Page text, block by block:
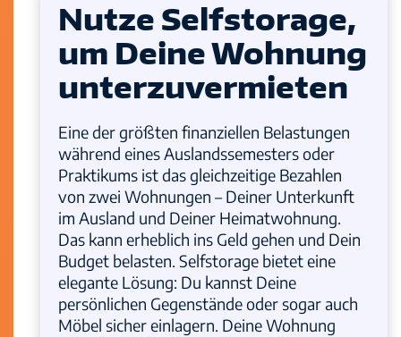
Nutze Selfstorage,
um Deine Wohnung
unterzuvermieten
Eine der größten finanziellen Belastungen
während eines Auslandssemesters oder
Praktikums ist das gleichzeitige Bezahlen
von zwei Wohnungen – Deiner Unterkunft
im Ausland und Deiner Heimatwohnung.
Das kann erheblich ins Geld gehen und Dein
Budget belasten. Selfstorage bietet eine
elegante Lösung: Du kannst Deine
persönlichen Gegenstände oder sogar auch
Möbel sicher einlagern. Deine Wohnung